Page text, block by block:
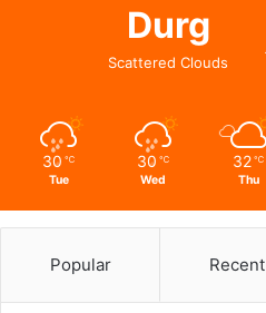
Durg
Scattered Clouds
30 ℃
Tue
30 ℃
Wed
32 ℃
Thu
Popular Recent